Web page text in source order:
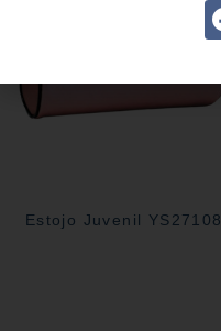
Estojo Juvenil YS27108